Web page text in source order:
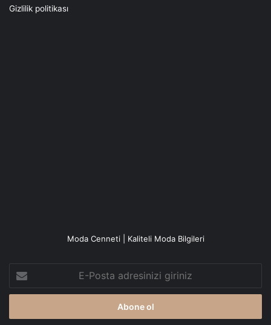
Gizlilik politikası
Moda Cenneti | Kaliteli Moda Bilgileri
Posta
adresinizi